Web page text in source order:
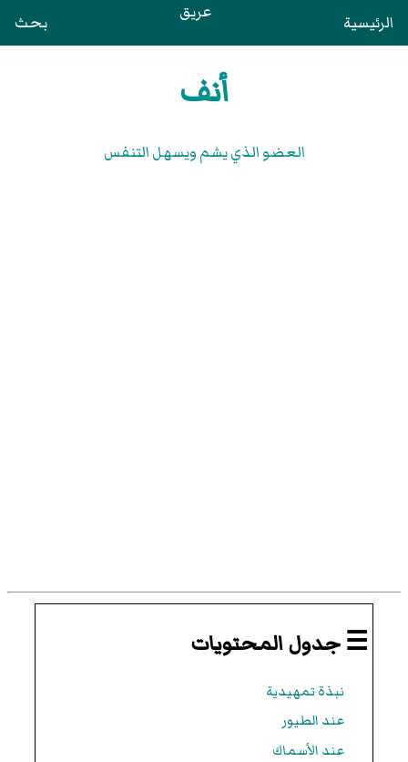
الرئيسية عريق بحث
أنف
العضو الذي يشم ويسهل التنفس
☰ جدول المحتويات
نبذة تمهيدية
عند الطيور
عند الأسماك